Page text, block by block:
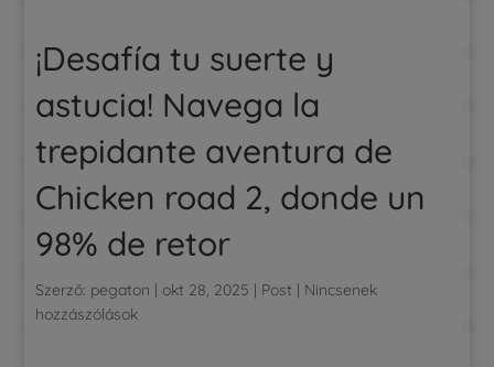
¡Desafía tu suerte y
astucia! Navega la
trepidante aventura de
Chicken road 2, donde un
98% de retor
Szerző: pegaton | okt 28, 2025 | Post | Nincsenek
hozzászólások